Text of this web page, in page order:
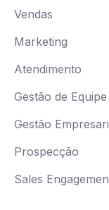
Vendas
Marketing
Atendimento
Gestão de Equipe
Gestão
Prospecção
Sales